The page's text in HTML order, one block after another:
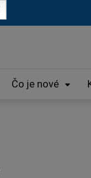
Čo je nové